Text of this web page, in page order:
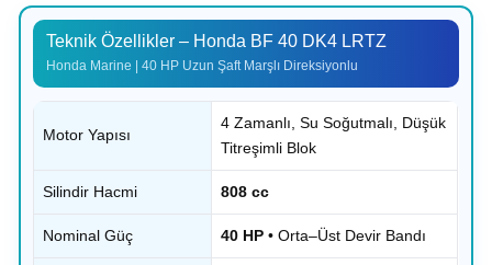
Teknik Özellikler – Honda BF 40 DK4 LRTZ
Honda Marine | 40 HP Uzun Şaft Marşlı Direksiyonlu
Motor Yapısı
4 Zamanlı, Su Soğutmalı, Düşük
Titreşimli Blok
Silindir Hacmi 808 cc
Nominal Güç 40 HP • Orta–Üst Devir Bandı